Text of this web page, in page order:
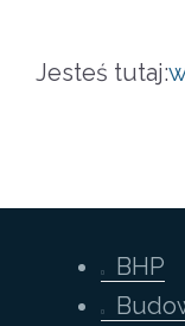
Jesteś tutaj:
BHP